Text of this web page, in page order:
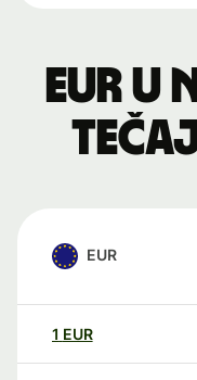
EUR u
EUR
1 EUR